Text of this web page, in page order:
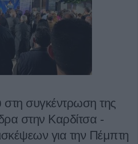
συγκέντρωση της
στην Καρδίτσα -
για την Πέμπτη